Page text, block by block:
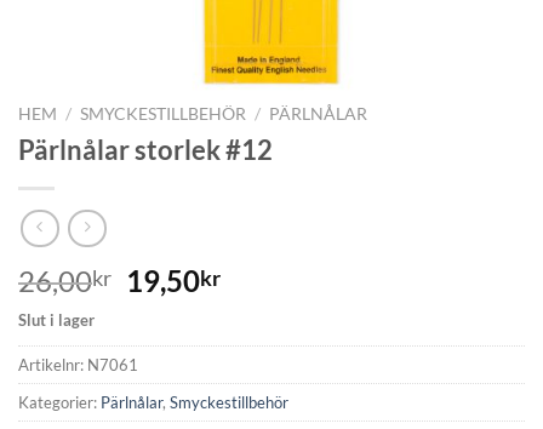
HEM / SMYCKESTILLBEHÖR / PÄRLNÅLAR
Pärlnålar storlek #12
26,00kr 19,50kr
Slut i lager
Artikelnr: N7061
Kategorier: Pärlnålar, Smyckestillbehör